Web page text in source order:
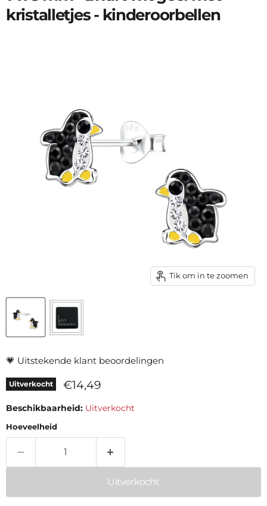
kristalletjes - kinderoorbellen
Tik om in te zoomen
💗 Uitstekende klant beoordelingen
Uitverkocht Huidige prijs
€14,49
Beschikbaarheid: Uitverkocht
Hoeveelheid
Uitverkocht